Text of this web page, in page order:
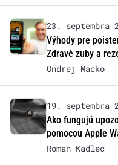
23. septembra
Výhody pre
Zdravé zuby a
Ondrej Macko
19. septembra
Ako fungujú
pomocou Apple
Roman Kadlec